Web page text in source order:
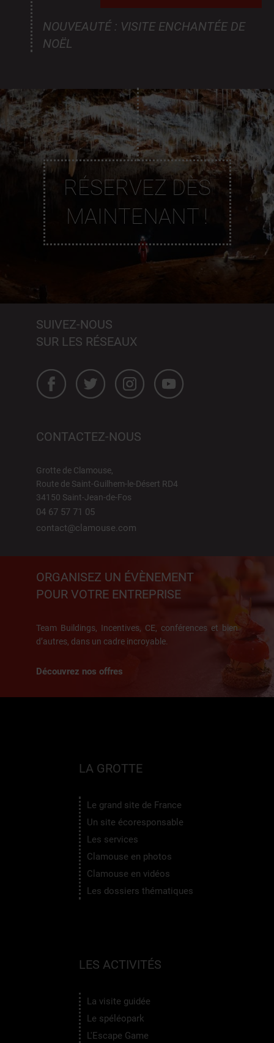
NOUVEAUTÉ : VISITE ENCHANTÉE DE
NOËL
RÉSERVEZ DÈS
MAINTENANT !
SUIVEZ-NOUS
SUR LES RÉSEAUX
CONTACTEZ-NOUS
Grotte de Clamouse,
Route de Saint-Guilhem-le-Désert RD4
34150 Saint-Jean-de-Fos
04 67 57 71 05
contact@clamouse.com
ORGANISEZ UN ÉVÈNEMENT
POUR VOTRE ENTREPRISE
Team Buildings, Incentives, CE, conférences et bien
d’autres, dans un cadre incroyable.
Découvrez nos offres
LA GROTTE
Le grand site de France
Un site écoresponsable
Les services
Clamouse en photos
Clamouse en vidéos
Les dossiers thématiques
LES ACTIVITÉS
La visite guidée
Le spéléopark
L'Escape Game